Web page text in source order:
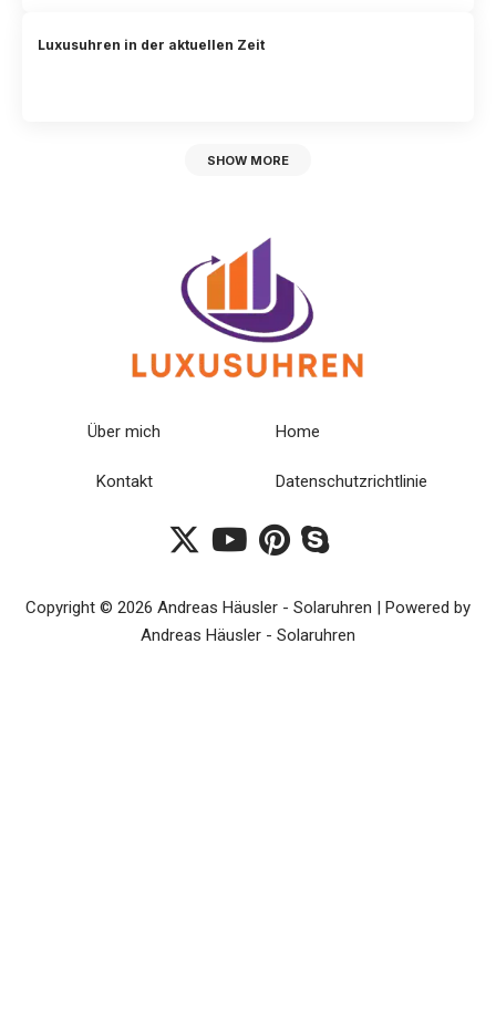
Luxusuhren in der aktuellen Zeit
SHOW MORE
Über mich
Kontakt
Home
Datenschutzrichtlinie
Copyright © 2026 Andreas Häusler - Solaruhren | Powered by
Andreas Häusler - Solaruhren